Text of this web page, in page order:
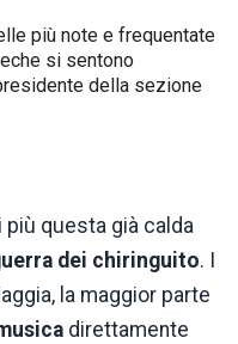
più note e frequentate
si sentono
della sezione
più questa già calda
dei chiringuito. I
la maggior parte
direttamente